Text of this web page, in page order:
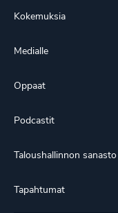
Kokemuksia
Medialle
Oppaat
Podcastit
Taloushallinnon sanasto
Tapahtumat